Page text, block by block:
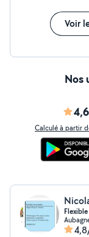
Voir
Nos
Calculé à partir
Flexible